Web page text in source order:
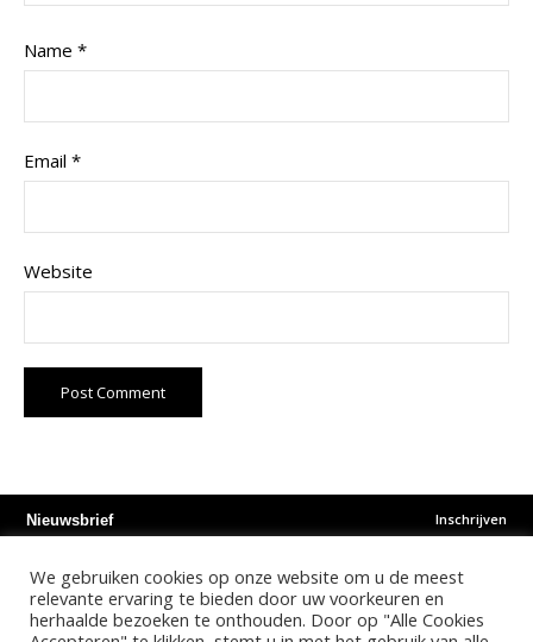
Name *
Email *
Website
Nieuwsbrief Inschrijven
Instagram Facebook Youtube
We gebruiken cookies op onze website om u de meest
relevante ervaring te bieden door uw voorkeuren en
herhaalde bezoeken te onthouden. Door op "Alle Cookies